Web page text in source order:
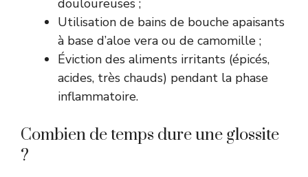
douloureuses ;
Utilisation de bains de bouche apaisants
à base d’aloe vera ou de camomille ;
Éviction des aliments irritants (épicés,
acides, très chauds) pendant la phase
inflammatoire.
Combien de temps dure une glossite
?